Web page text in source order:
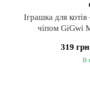
Іграшка для
чіпом GiGwi
319 грн
В